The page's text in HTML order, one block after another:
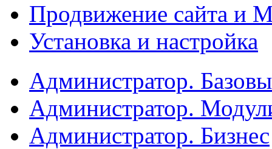
Продвижение сайта и
Установка и настройка
Администратор.
Администратор.
Администратор. Бизнес